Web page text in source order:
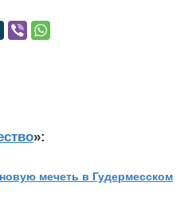
»:
мечеть в Гудермесском